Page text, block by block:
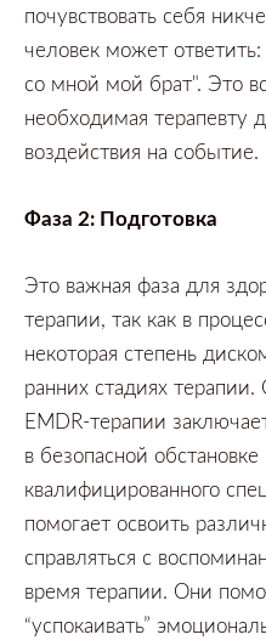
почувствовать себя
человек может
со мной мой брат". Это
необходимая терапевту
воздействия на событие.
Фаза 2: Подготовка
Это важная фаза для
терапии, так как в
некоторая степень
ранних стадиях терапии.
EMDR-терапии
в безопасной
квалифицированного
помогает освоить
справляться с
время терапии. Они
“успокаивать”